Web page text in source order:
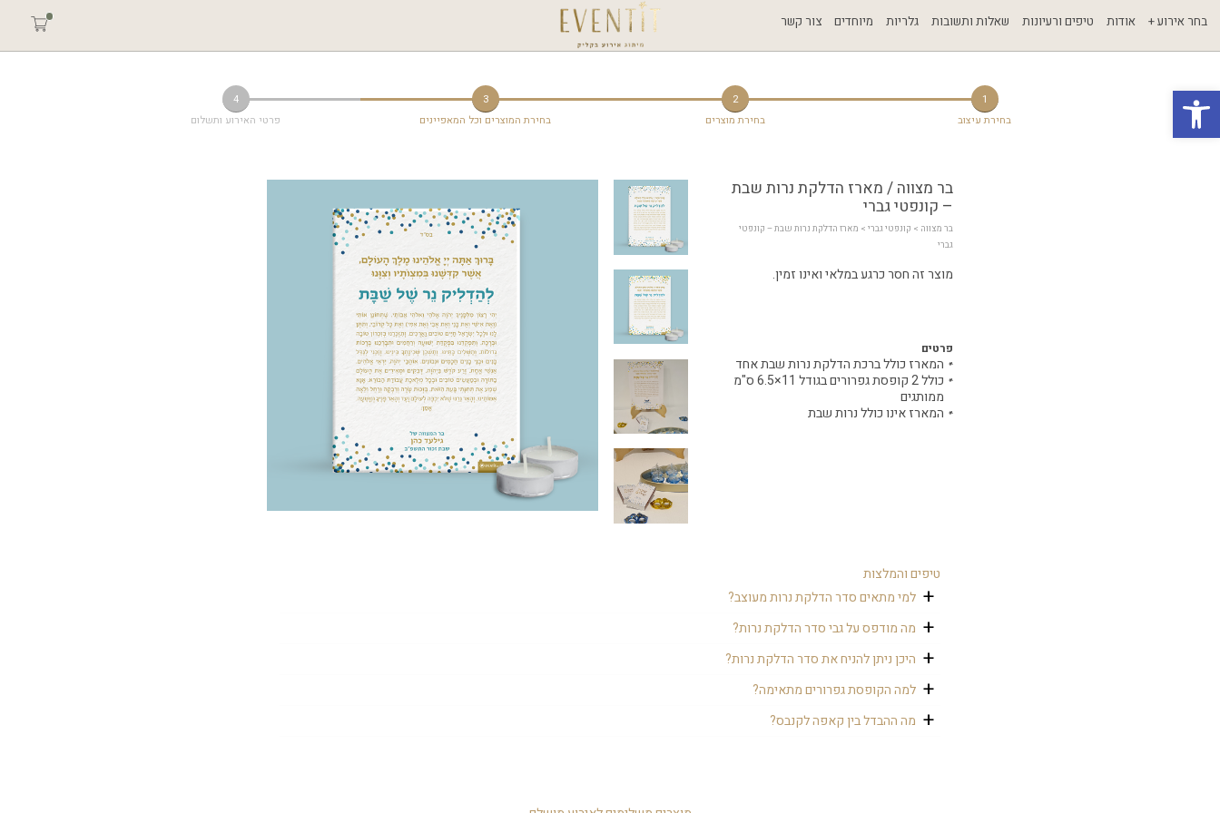
פתח סרגל נגישות
בחר אירוע + אודות טיפים ורעיונות שאלות ותשובות גלריות מיוחדים צור קשר
1
בחירת עיצוב
2
בחירת מוצרים
3
בחירת המוצרים וכל המאפיינים
4
פרטי האירוע ותשלום
בר מצווה / מארז הדלקת נרות שבת
– קונפטי גברי
בר מצווה > קונפטי גברי
> מארז הדלקת נרות שבת – קונפטי
גברי
מוצר זה חסר כרגע במלאי ואינו זמין.
פרטים
המארז כולל ברכת הדלקת נרות שבת אחד
כולל 2 קופסת גפרורים בגודל 11×6.5 ס"מ
ממותגים
המארז אינו כולל נרות שבת
טיפים והמלצות
למי מתאים סדר הדלקת נרות מעוצב?
סדר הדלקת נרות מתאים לשבת בר מצווה להדלקת הנרות. הוא מכניס את האורחים לאווירת בר המצווה ומבדל
את אזור הדלקת הנרות במלון מיתר האורחים.
מה מודפס על גבי סדר הדלקת נרות?
ברכת הדלקת נרות שבת ואת ברכת "יהי רצון" שאומרים אחרי ההדלקה. לזה מוסיפים את המיתוג המיוחד, והנה
לכם סדר הדלקה ייחודי.
היכן ניתן להניח את סדר הדלקת נרות?
ניתן להניח ליד עמדת הדלקת הנרות במלון.
למה הקופסת גפרורים מתאימה?
קופסת גפרורים ממותגת היא תוספת מושלמת לסדר הדלקת הנרות לשבת בר מצווה.
מה ההבדל בין קאפה לקנבס?